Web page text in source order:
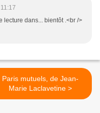
lecture dans... bientôt .<br />
Paris mutuels, de Jean-
Marie Laclavetine >